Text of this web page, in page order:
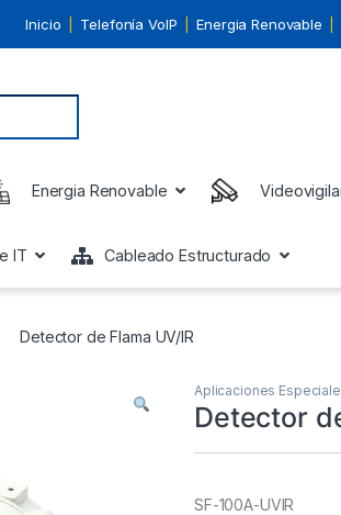
Inicio Telefonía VoIP Energia Renovable
Energia Renovable
IT Cableado Estructurado
Detector de Flama UV/IR
Aplicaciones
Detector
SF-100A-UVIR